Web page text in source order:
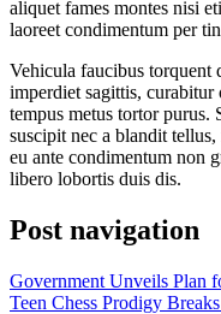
aliquet fames montes nisi
laoreet condimentum per
Vehicula faucibus torquent
imperdiet sagittis, curabitur
tempus metus tortor purus.
suscipit nec a blandit
eu ante condimentum non
libero lobortis duis dis.
Post navigation
Government Unveils Plan
Teen Chess Prodigy